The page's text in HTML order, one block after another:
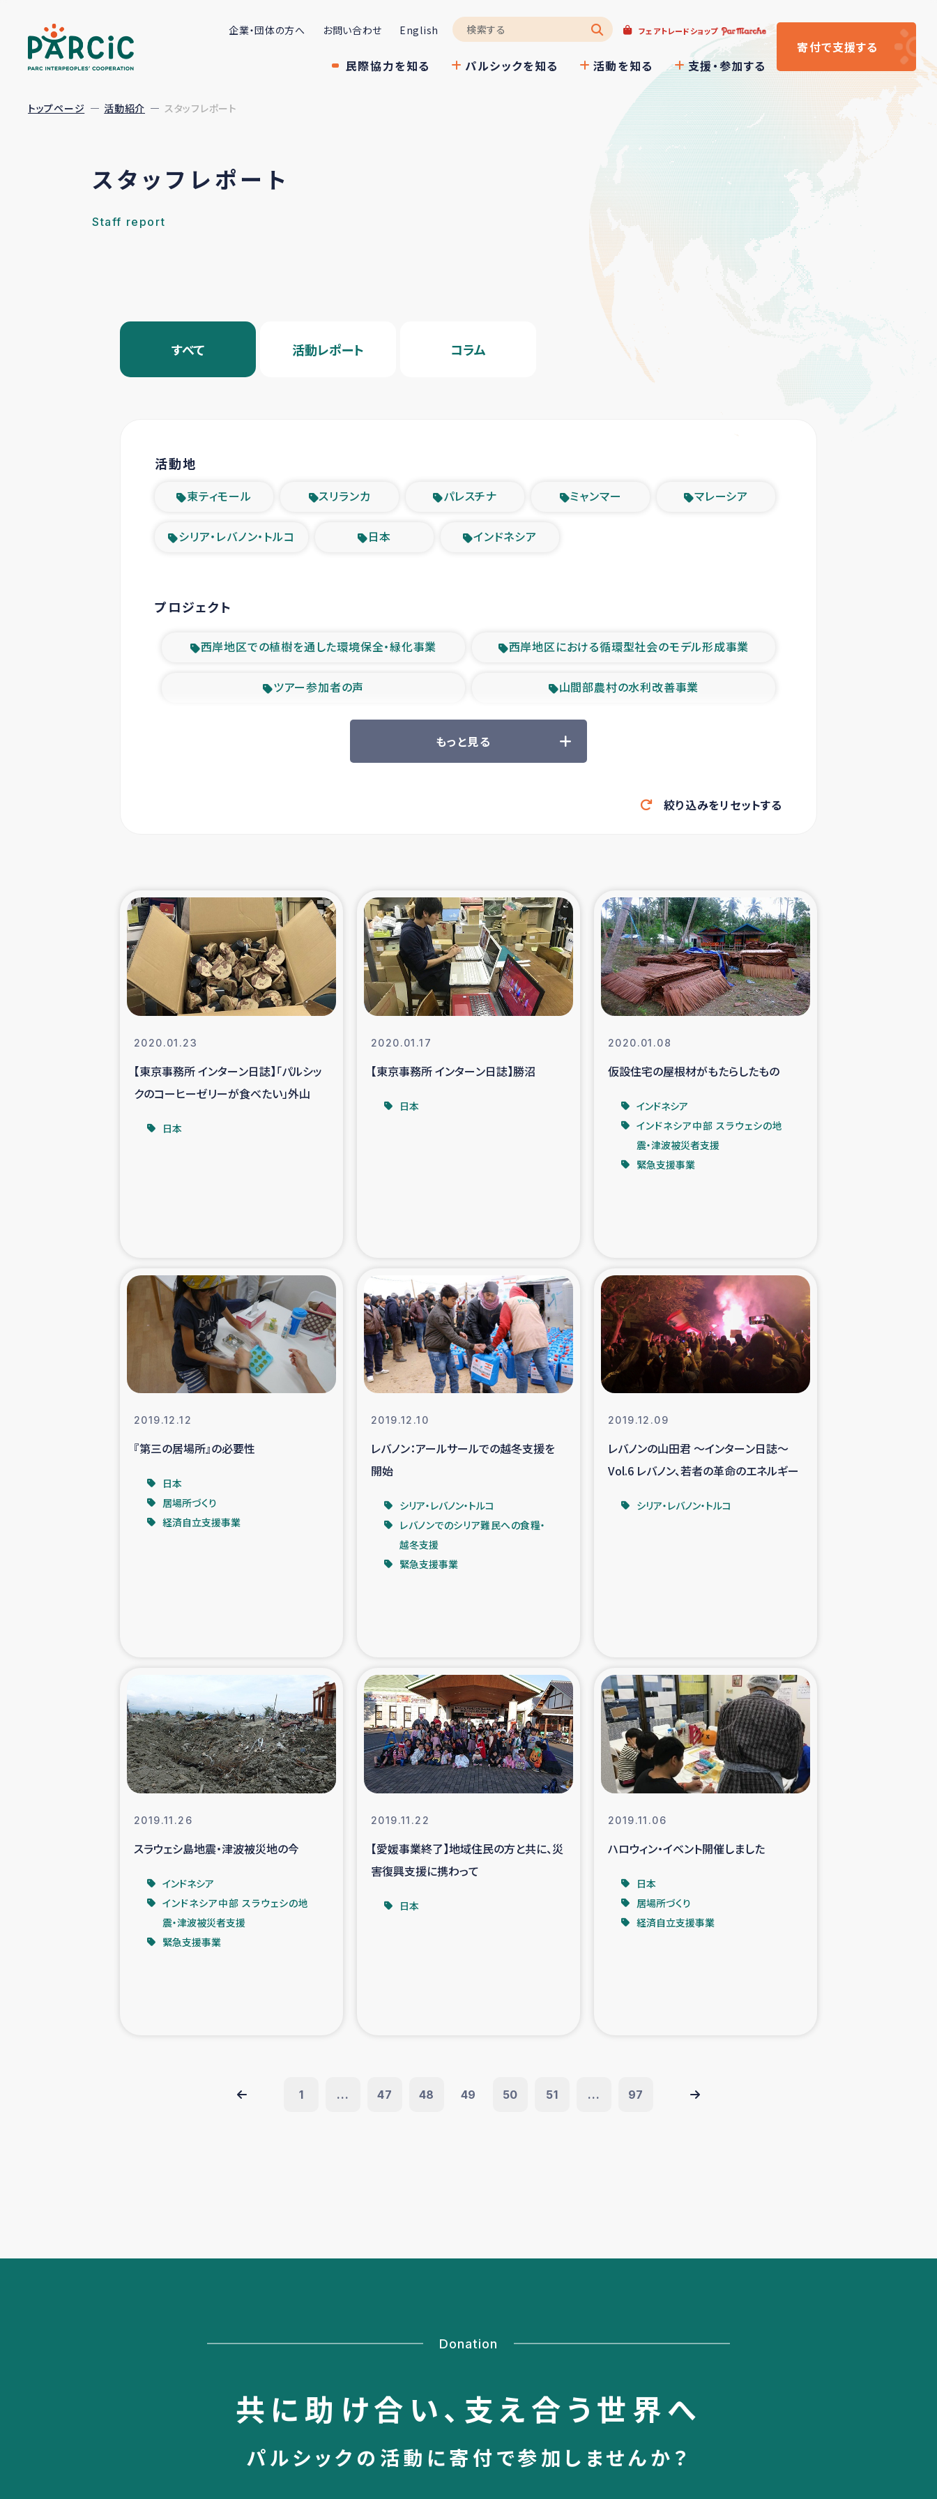
企業・団体の方へ お問い合わせ English フェアトレードショップ
民際協力を知る パルシックを知る 活動を知る 支援・参加する
寄付で支援する
トップページ 活動紹介 スタッフレポート
スタッフレポート
Staff report
すべて 活動レポート コラム
活動地
東ティモール スリランカ パレスチナ ミャンマー マレーシア
シリア・レバノン・トルコ 日本 インドネシア
プロジェクト
西岸地区での植樹を通した環境保全・緑化事業 西岸地区における循環型社会のモデル形成事業
ツアー参加者の声 山間部農村の水利改善事業
緊急救援の時代 森林保全型農業の支援事業
東ティモール豪雨緊急支援 大雨による洪水被災者支援
シリア国内避難民・帰還民の生活再建支援
スリランカ 緊急人道支援 スリランカ南部洪水被災者支援
スリランカの南北女性をつなぐサリー・リサイクル・プロジ
ェクト
復興支援事業
ガザ人道支援 令和6年能登半島地震 緊急支援
国内避難民への物資配付および教育支援 ミャンマー緊急支援
漁民によるマングローブ植林活動
海外ルーツの市民との共生 神原ゼミxパルシック
石巻市街地在宅被災者支援 復興応援隊の活動
仮設住宅生活支援・農業復興支援 漁業復興支援
インターン・ボランティア日誌 経済自立支援事業
ガザ地区における羊の畜産支援 ガザ地区での公園の緑化を通じた支援事業
ガザ地区における被災住民への緊急支援 ガザ地区酪農を通した女性グループの生計支援
ふりかけ普及と食生活改善による栄養改善事業
トルコ・シリア地震被災者支援 デニヤヤ小規模紅茶農家支援
コーヒー生産者支援 アイナロ県マウベシ郡でのコーヒー畑改善事業
ベイルート大規模爆発被災者支援 女性の生計向上支援
もっと見る
絞り込みをリセットする
2020.01.23
【東京事務所 インターン日誌】「パルシッ
クのコーヒーゼリーが食べたい」外山
日本
2020.01.17
【東京事務所 インターン日誌】勝沼
日本
2020.01.08
仮設住宅の屋根材がもたらしたもの
インドネシア
インドネシア中部 スラウェシの地
震・津波被災者支援
緊急支援事業
2019.12.12
『第三の居場所』の必要性
日本
居場所づくり
経済自立支援事業
2019.12.10
レバノン：アールサールでの越冬支援を
開始
シリア・レバノン・トルコ
レバノンでのシリア難民への食糧・
越冬支援
緊急支援事業
2019.12.09
レバノンの山田君 ～インターン日誌～
Vol.6 レバノン、若者の革命のエネルギー
シリア・レバノン・トルコ
2019.11.26
スラウェシ島地震・津波被災地の今
インドネシア
インドネシア中部 スラウェシの地
震・津波被災者支援
緊急支援事業
2019.11.22
【愛媛事業終了】地域住民の方と共に、災
害復興支援に携わって
日本
2019.11.06
ハロウィン・イベント開催しました
日本
居場所づくり
経済自立支援事業
1 ... 47 48 49 50 51 ... 97
Donation
共に助け合い、 支え合う世界へ
パルシックの活動に寄付で参加しませんか？